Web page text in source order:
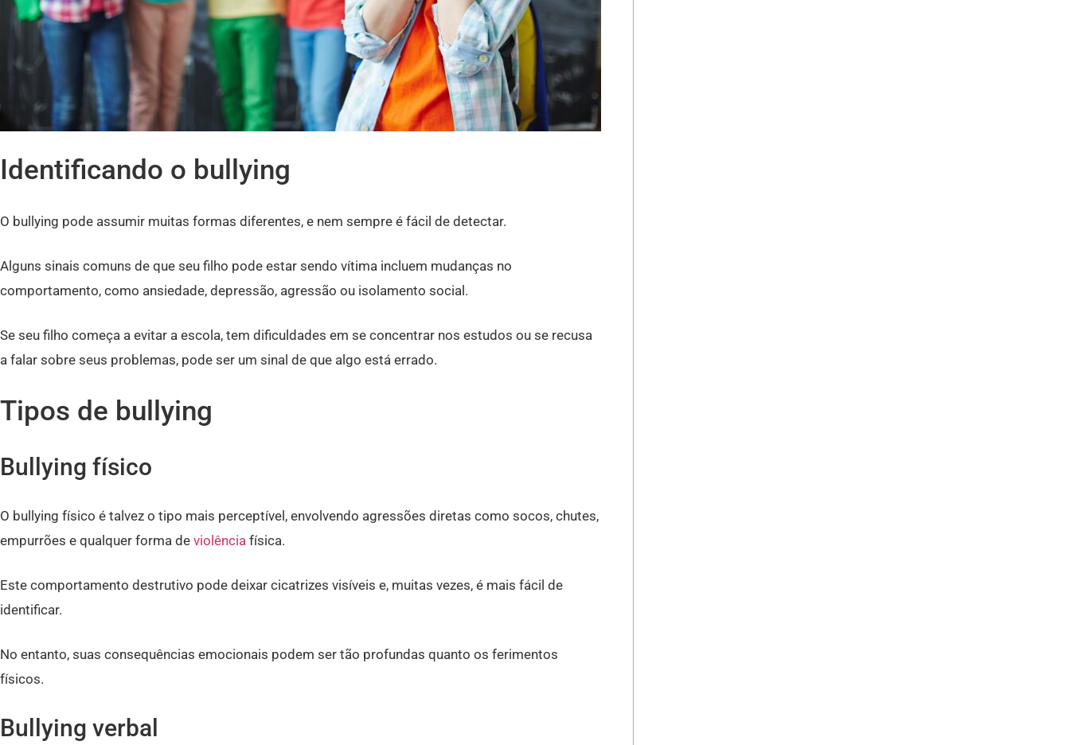
Identificando o bullying
O bullying pode assumir muitas formas diferentes, e nem sempre é fácil de detectar.
Alguns sinais comuns de que seu filho pode estar sendo vítima incluem mudanças no
comportamento, como ansiedade, depressão, agressão ou isolamento social.
Se seu filho começa a evitar a escola, tem dificuldades em se concentrar nos estudos ou se recusa
a falar sobre seus problemas, pode ser um sinal de que algo está errado.
Tipos de bullying
Bullying físico
O bullying físico é talvez o tipo mais perceptível, envolvendo agressões diretas como socos, chutes,
empurrões e qualquer forma de violência física.
Este comportamento destrutivo pode deixar cicatrizes visíveis e, muitas vezes, é mais fácil de
identificar.
No entanto, suas consequências emocionais podem ser tão profundas quanto os ferimentos
físicos.
Bullying verbal